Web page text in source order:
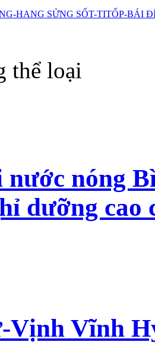
HANG SỬNG SỐT-TITỐP-BÁI
thể loại
nóng
dưỡng cao
Vịnh Vĩnh